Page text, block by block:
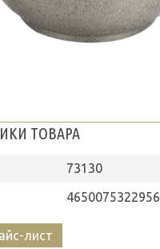
ТОВАРА
73130
4650075322956
лист